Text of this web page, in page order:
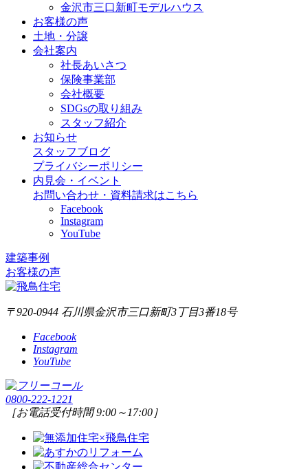
金沢市三口新町モデルハウス
お客様の声
土地・分譲
会社案内
社長あいさつ
保険事業部
会社概要
SDGsの取り組み
スタッフ紹介
お知らせ
スタッフブログ
プライバシーポリシー
内見会・イベント
お問い合わせ・資料請求はこちら
Facebook
Instagram
YouTube
建築事例
お客様の声
〒920-0944 石川県金沢市三口新町3丁目3番18号
Facebook
Instagram
YouTube
0800-222-1221
［お電話受付時間 9:00～17:00］